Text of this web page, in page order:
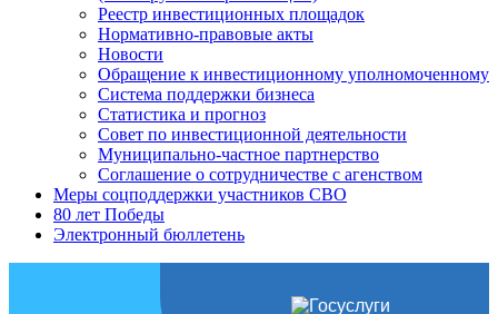
Реестр инвестиционных площадок
Нормативно-правовые акты
Новости
Обращение к инвестиционному уполномоченному
Система поддержки бизнеса
Статистика и прогноз
Совет по инвестиционной деятельности
Муниципально-частное партнерство
Соглашение о сотрудничестве с агенством
Меры соцподдержки участников СВО
80 лет Победы
Электронный бюллетень